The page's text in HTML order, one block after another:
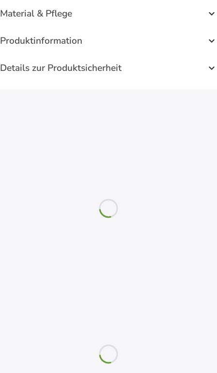
Material & Pflege
Produktinformation
Details zur Produktsicherheit